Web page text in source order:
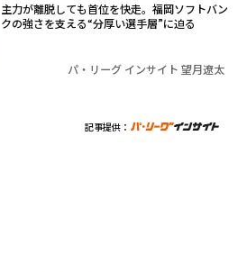
主力が離脱しても首位を快走。福岡ソフトバン
クの強さを支える“分厚い選手層”に迫る
パ・リーグ インサイト 望月遼太
記事提供：